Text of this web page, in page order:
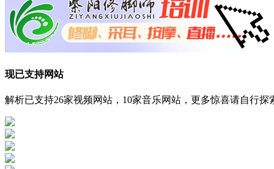
现已支持网站
解析已支持26家视频网站，10家音乐网站，更多惊喜请自行探